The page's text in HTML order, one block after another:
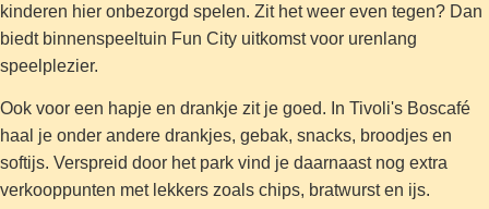
kinderen hier onbezorgd spelen. Zit het weer even tegen? Dan
biedt binnenspeeltuin Fun City uitkomst voor urenlang
speelplezier.
Ook voor een hapje en drankje zit je goed. In Tivoli's Boscafé
haal je onder andere drankjes, gebak, snacks, broodjes en
softijs. Verspreid door het park vind je daarnaast nog extra
verkooppunten met lekkers zoals chips, bratwurst en ijs.